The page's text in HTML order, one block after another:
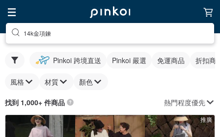
14k金項鍊
Pinkoi 跨境直送 Pinkoi 嚴選 免運商品 折扣商
風格 材質 顏色
找到 1,000+ 件商品 熱門程度優先
推廣